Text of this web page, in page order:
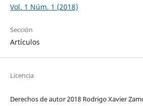
Vol. 1 Núm. 1 (2018)
Sección
Artículos
Licencia
Derechos de autor 2018 Rodrigo Xavier